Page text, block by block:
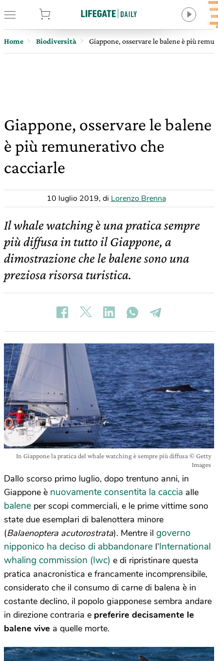
Home Biodiversità Giappone, osservare le balene è più
Giappone, osservare le balene
è più remunerativo che
cacciarle
10 luglio 2019, di Lorenzo Brenna
Il whale watching è una pratica sempre
più diffusa in tutto il Giappone, a
dimostrazione che le balene sono una
preziosa risorsa turistica.
In Giappone la pratica del whale watching è sempre più diffusa © Getty
Images
Dallo scorso primo luglio, dopo trentuno anni, in
Giappone è nuovamente consentita la caccia alle
balene per scopi commerciali, e le prime vittime sono
state due esemplari di balenottera minore
(Balaenoptera acutorostrata). Mentre il governo
nipponico ha deciso di abbandonare l’International
whaling commission (Iwc) e di ripristinare questa
pratica anacronistica e francamente incomprensibile,
considerato che il consumo di carne di balena è in
costante declino, il popolo giapponese sembra andare
in direzione contraria e preferire decisamente le
balene vive a quelle morte.